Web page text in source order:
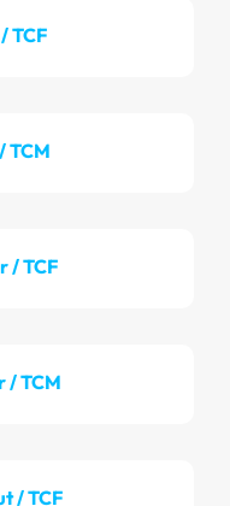
TCF
TCM
/ TCF
/ TCM
/ TCF